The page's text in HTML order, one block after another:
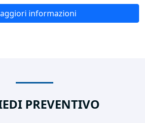
informazioni
PREVENTIVO